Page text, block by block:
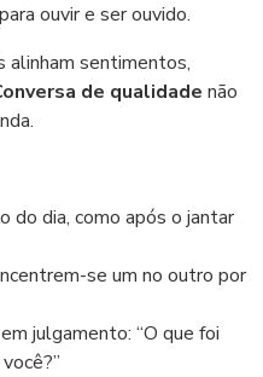
ouvir e ser ouvido.
alinham sentimentos,
de qualidade não
do dia, como após o jantar
se um no outro por
julgamento: “O que foi